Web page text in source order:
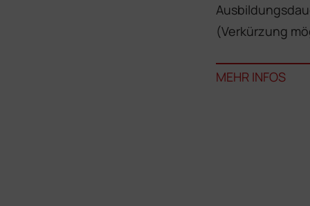
(Verkürzung
MEHR INFOS